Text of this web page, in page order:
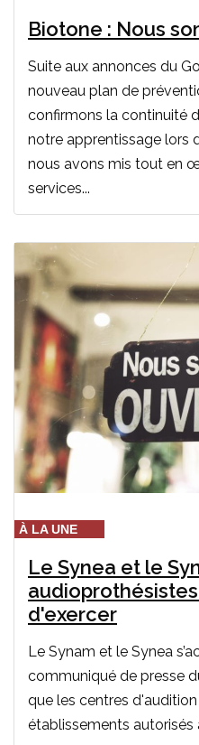
Biotone : Nous
Suite aux annonces du
nouveau plan de
confirmons la continuité
notre apprentissage lors
nous avons mis tout en
services...
À LA UNE
Le Synea et le
d'exercer
Le Synam et le Synea
communiqué de presse
que les centres
établissements autorisés